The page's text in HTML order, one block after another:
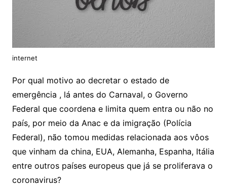
internet
Por qual motivo ao decretar o estado de
emergência , lá antes do Carnaval, o Governo
Federal que coordena e limita quem entra ou não no
país, por meio da Anac e da imigração (Polícia
Federal), não tomou medidas relacionada aos vôos
que vinham da china, EUA, Alemanha, Espanha, Itália
entre outros países europeus que já se proliferava o
coronavirus?